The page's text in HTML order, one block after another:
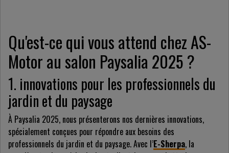
Qu'est-ce qui vous attend chez AS-
Motor au salon Paysalia 2025 ?
1. innovations pour les professionnels du
jardin et du paysage
À Paysalia 2025, nous présenterons nos dernières innovations,
spécialement conçues pour répondre aux besoins des
professionnels du jardin et du paysage. Avec l’E-Sherpa, la